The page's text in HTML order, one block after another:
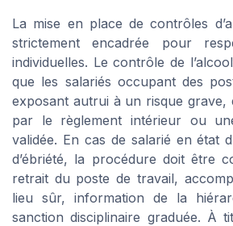
La mise en place de contrôles
strictement encadrée pour
individuelles. Le contrôle de
que les salariés occupant des
exposant autrui à un risque grave,
par le règlement intérieur ou
validée. En cas de salarié en état
d’ébriété, la procédure doit être
retrait du poste de travail,
lieu sûr, information de la
sanction disciplinaire graduée. À